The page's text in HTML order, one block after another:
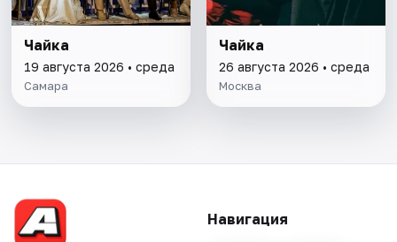
Чайка
19 августа 2026 • среда
Самара
Чайка
26 августа 2026 • среда
Москва
Навигация